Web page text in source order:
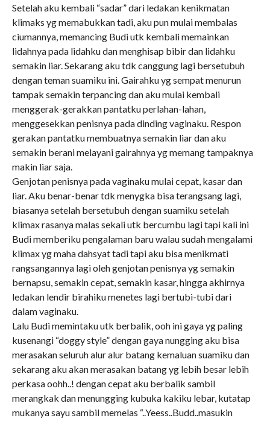
Setelah aku kembali “sadar” dari ledakan kenikmatan
klimaks yg memabukkan tadi, aku pun mulai membalas
ciumannya, memancing Budi utk kembali memainkan
lidahnya pada lidahku dan menghisap bibir dan lidahku
semakin liar. Sekarang aku tdk canggung lagi bersetubuh
dengan teman suamiku ini. Gairahku yg sempat menurun
tampak semakin terpancing dan aku mulai kembali
menggerak-gerakkan pantatku perlahan-lahan,
menggesekkan penisnya pada dinding vaginaku. Respon
gerakan pantatku membuatnya semakin liar dan aku
semakin berani melayani gairahnya yg memang tampaknya
makin liar saja.
Genjotan penisnya pada vaginaku mulai cepat, kasar dan
liar. Aku benar-benar tdk menygka bisa terangsang lagi,
biasanya setelah bersetubuh dengan suamiku setelah
klimax rasanya malas sekali utk bercumbu lagi tapi kali ini
Budi memberiku pengalaman baru walau sudah mengalami
klimax yg maha dahsyat tadi tapi aku bisa menikmati
rangsangannya lagi oleh genjotan penisnya yg semakin
bernapsu, semakin cepat, semakin kasar, hingga akhirnya
ledakan lendir birahiku menetes lagi bertubi-tubi dari
dalam vaginaku.
Lalu Budi memintaku utk berbalik, ooh ini gaya yg paling
kusenangi “doggy style” dengan gaya nungging aku bisa
merasakan seluruh alur alur batang kemaluan suamiku dan
sekarang aku akan merasakan batang yg lebih besar lebih
perkasa oohh..! dengan cepat aku berbalik sambil
merangkak dan menungging kubuka kakiku lebar, kutatap
mukanya sayu sambil memelas “..Yeess..Budd..masukin